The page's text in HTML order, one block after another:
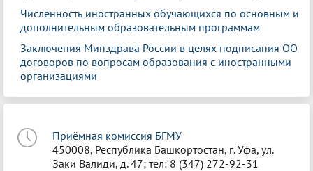
Численность иностранных обучающихся по основным и
дополнительным образовательным программам
Заключения Минздрава России в целях подписания ОО
договоров по вопросам образования с иностранными
организациями
Приёмная комиссия БГМУ
450008, Республика Башкортостан, г. Уфа, ул.
Заки Валиди, д. 47; тел: 8 (347) 272-92-31